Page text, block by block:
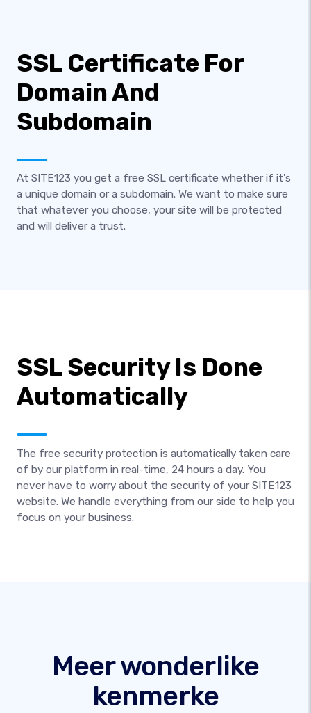
SSL Certificate For
Domain And
Subdomain
At SITE123 you get a free SSL certificate whether if it's
a unique domain or a subdomain. We want to make sure
that whatever you choose, your site will be protected
and will deliver a trust.
SSL Security Is Done
Automatically
The free security protection is automatically taken care
of by our platform in real-time, 24 hours a day. You
never have to worry about the security of your SITE123
website. We handle everything from our side to help you
focus on your business.
Meer wonderlike
kenmerke